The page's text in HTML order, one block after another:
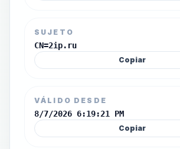
SUJETO
CN=2ip.ru
Copiar
VÁLIDO DESDE
8/7/2026 6:19:21 PM
Copiar